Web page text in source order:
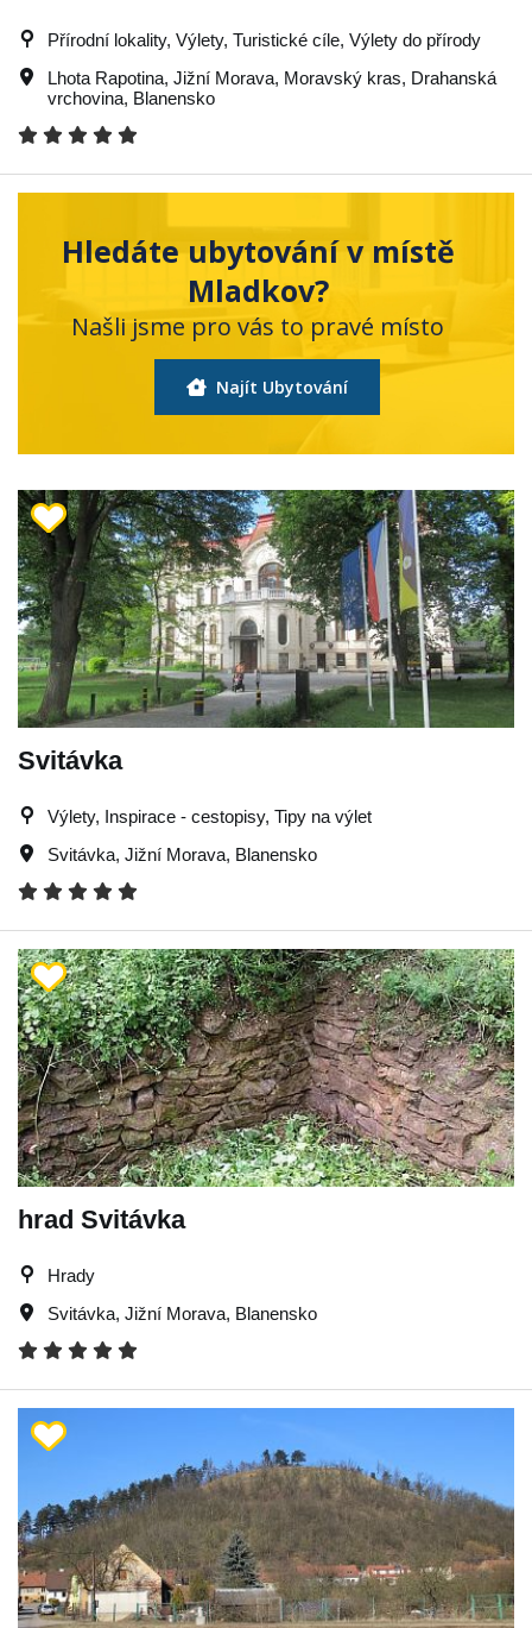
Přírodní lokality, Výlety, Turistické cíle, Výlety do přírody
Lhota Rapotina, Jižní Morava, Moravský kras, Drahanská
vrchovina, Blanensko
Hledáte ubytování v místě
Mladkov?
Našli jsme pro vás to pravé místo
Najít Ubytování
Svitávka
Výlety, Inspirace - cestopisy, Tipy na výlet
Svitávka, Jižní Morava, Blanensko
hrad Svitávka
Hrady
Svitávka, Jižní Morava, Blanensko